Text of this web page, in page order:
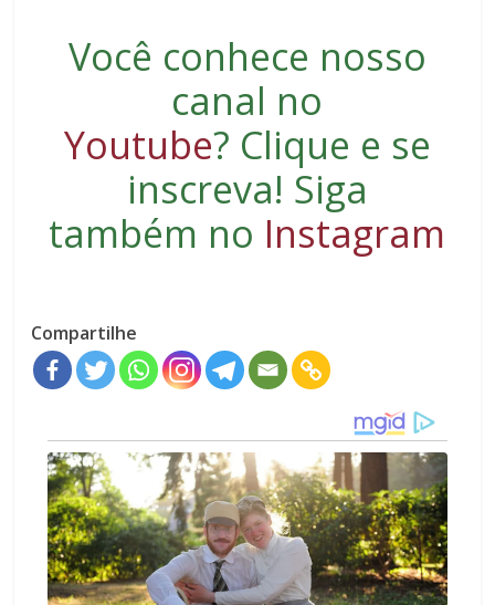
Você conhece nosso
canal no
Youtube? Clique e se
inscreva! Siga
também no Instagram
Compartilhe